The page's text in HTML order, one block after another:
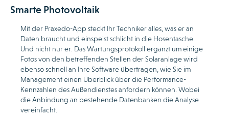
Smarte Photovoltaik
Mit der Praxedo-App steckt Ihr Techniker alles, was er an
Daten braucht und einspeist schlicht in die Hosentasche.
Und nicht nur er. Das Wartungsprotokoll ergänzt um einige
Fotos von den betreffenden Stellen der Solaranlage wird
ebenso schnell an Ihre Software übertragen, wie Sie im
Management einen Überblick über die Performance-
Kennzahlen des Außendienstes anfordern können. Wobei
die Anbindung an bestehende Datenbanken die Analyse
vereinfacht.